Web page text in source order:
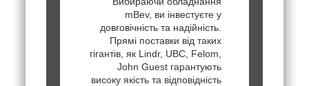
mBev, ви інвестуєте у
довговічність та надійність.
Прямі поставки від таких
гігантів, як Lindr, UBC, Felom,
John Guest гарантують
високу якість та відповідність